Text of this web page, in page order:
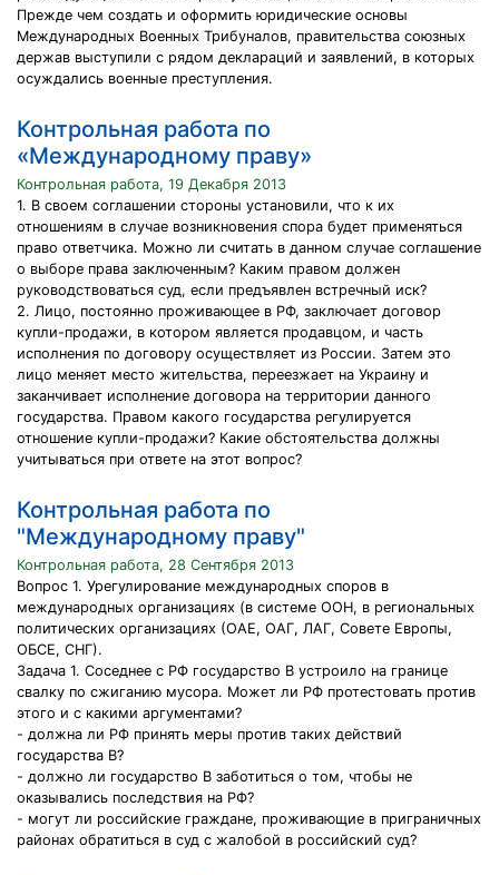
Прежде чем создать и оформить юридические основы
Международных Военных Трибуналов, правительства союзных
держав выступили с рядом деклараций и заявлений, в которых
осуждались военные преступления.
Контрольная работа по
«Международному праву»
Контрольная работа, 19 Декабря 2013
1. В своем соглашении стороны установили, что к их
отношениям в случае возникновения спора будет применяться
право ответчика. Можно ли считать в данном случае соглашение
о выборе права заключенным? Каким правом должен
руководствоваться суд, если предъявлен встречный иск?
2. Лицо, постоянно проживающее в РФ, заключает договор
купли-продажи, в котором является продавцом, и часть
исполнения по договору осуществляет из России. Затем это
лицо меняет место жительства, переезжает на Украину и
заканчивает исполнение договора на территории данного
государства. Правом какого государства регулируется
отношение купли-продажи? Какие обстоятельства должны
учитываться при ответе на этот вопрос?
Контрольная работа по
"Международному праву"
Контрольная работа, 28 Сентября 2013
Вопрос 1. Урегулирование международных споров в
международных организациях (в системе ООН, в региональных
политических организациях (ОАЕ, ОАГ, ЛАГ, Совете Европы,
ОБСЕ, СНГ).
Задача 1. Соседнее с РФ государство В устроило на границе
свалку по сжиганию мусора. Может ли РФ протестовать против
этого и с какими аргументами?
- должна ли РФ принять меры против таких действий
государства В?
- должно ли государство В заботиться о том, чтобы не
оказывались последствия на РФ?
- могут ли российские граждане, проживающие в приграничных
районах обратиться в суд с жалобой в российский суд?